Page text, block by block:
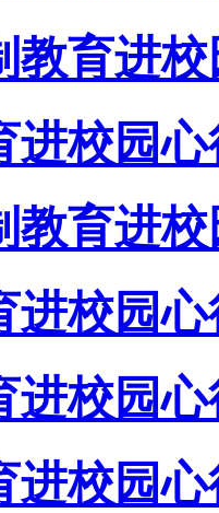
教育进
进校园
教育进
进校园
进校园
进校园